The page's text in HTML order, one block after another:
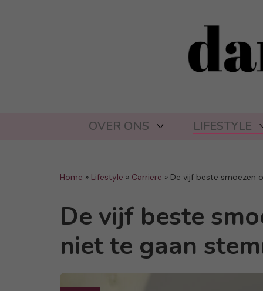
OVER ONS LIFESTYLE
Home » Lifestyle » Carriere » De vijf beste smoezen
De vijf beste
niet te gaan